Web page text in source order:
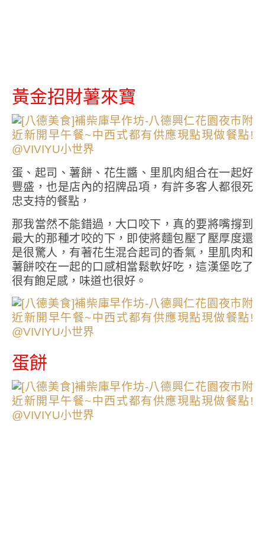
黃金招財薯來寶
蛋、起司、薯餅、花生醬、里肌肉組合在一起好
豐盛，也是店內的招牌品項，有許多客人都很死
忠支持的餐點，
那我當然不能錯過，大口咬下，真的要將嘴撐到
最大的那種才咬的下，即使將麵包壓了壓厚度還
是很驚人，有著花生混合起司的香氣，里肌肉和
薯餅咬在一起的口感相當鬆軟好吃，這漢堡吃了
很有飽足感，味道也很好。
蛋餅